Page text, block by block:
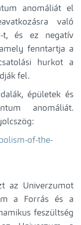
anomáliát el
való
t, és ez negatív
fenntartja a
hurkot a
fel.
épületek és
anomáliát.
of-the-
az Univerzumot
a Forrás és a
feszültség